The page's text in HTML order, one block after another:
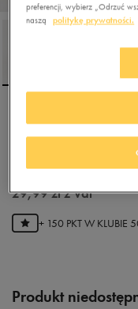
UMBRO DELLA
29,99złz Vat
+ 150 PKT W KLUBIE
Produkt
preferencji, wybierz „Odrzuć
naszą
politykę prywatności.